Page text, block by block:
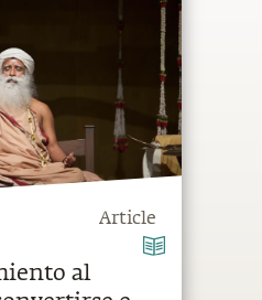
Article
al